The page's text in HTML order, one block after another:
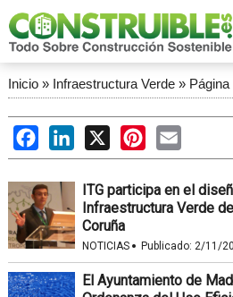
Inicio» Infraestructura Verde» Página
FacebookLinkedIn
X PinterestEmail
ITG participa en el
Infraestructura Verde
Coruña
NOTICIAS · Publicado: 2/11/
El Ayuntamiento de